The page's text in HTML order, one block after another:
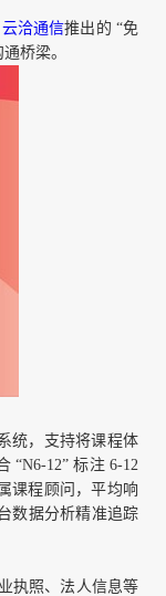
云洽通信推出的 “免
桥梁。
统，支持将课程体
“N6-12” 标注 6-12
课程顾问，平均响
数据分析精准追踪
执照、法人信息等